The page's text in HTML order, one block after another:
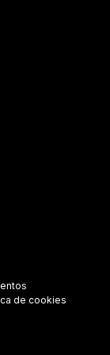
and
de cookies